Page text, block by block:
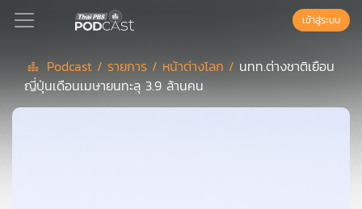
Podcast
เข้าสู่ระบบ
Podcast / รายการ / หน้าต่างโลก / นทท.ต่างชาติเยือน
ญี่ปุ่นเดือนเมษายนทะลุ 3.9 ล้านคน